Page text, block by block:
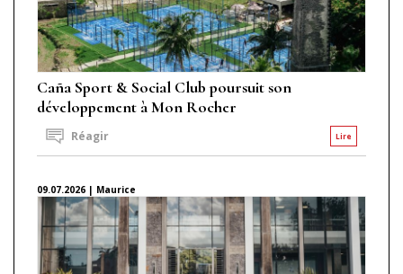
Caña Sport & Social Club poursuit son
développement à Mon Rocher
Lire
Réagir
09.07.2026 | Maurice